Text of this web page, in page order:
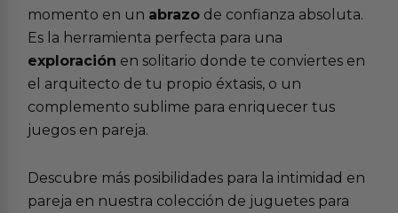
momento en un abrazo de confianza absoluta.
Es la herramienta perfecta para una
exploración en solitario donde te conviertes en
el arquitecto de tu propio éxtasis, o un
complemento sublime para enriquecer tus
juegos en pareja.
Descubre más posibilidades para la intimidad en
pareja en nuestra colección de juguetes para